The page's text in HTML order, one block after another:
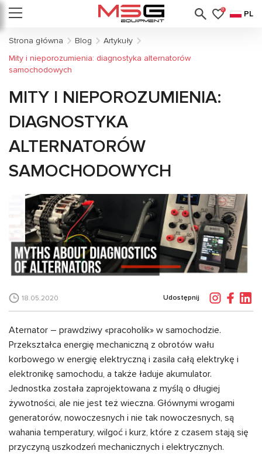
0 PL
Strona główna Blog
Artykuły
Mity i nieporozumienia: diagnostyka alternatorów
samochodowych
MITY I NIEPOROZUMIENIA:
DIAGNOSTYKA
ALTERNATORÓW
SAMOCHODOWYCH
18.05.2020 Udostępnij
Aternator – prawdziwy «pracoholik» w samochodzie.
Przekształca energię mechaniczną z obrotów wału
korbowego w energię elektryczną i zasila całą elektrykę i
elektronikę samochodu, a także ładuje akumulator.
Jednostka została zaprojektowana z myślą o długiej
żywotności, ale nie jest też wieczna. Głównymi wrogami
generatorów, nowoczesnych i nie tak nowoczesnych, są
wahania temperatury, wilgoć i kurz, które z czasem stają się
przyczyną uszkodzeń mechanicznych i elektrycznych.